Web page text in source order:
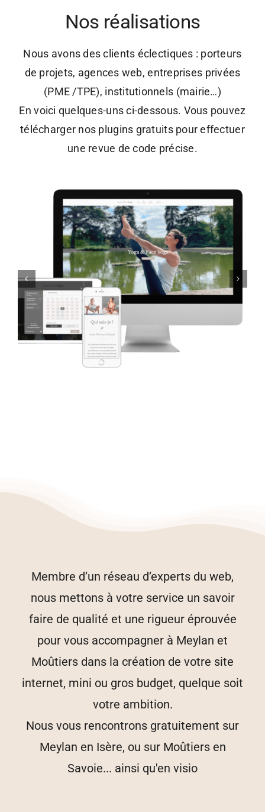
Nos réalisations
Nous avons des clients éclectiques : porteurs
de projets, agences web, entreprises privées
(PME /TPE), institutionnels (mairie…)
En voici quelques-uns ci-dessous. Vous pouvez
télécharger nos plugins gratuits pour effectuer
une revue de code précise.
SUKELLOS – CRÉATION DE SITE INTERNET
– ANNE-FLOW YOGA
Membre d’un réseau d’experts du web,
nous mettons à votre service un savoir
faire de qualité et une rigueur éprouvée
pour vous accompagner à Meylan et
Moûtiers dans la création de votre site
internet, mini ou gros budget, quelque soit
votre ambition.
Nous vous rencontrons gratuitement sur
Meylan en Isère, ou sur Moûtiers en
Savoie... ainsi qu'en visio